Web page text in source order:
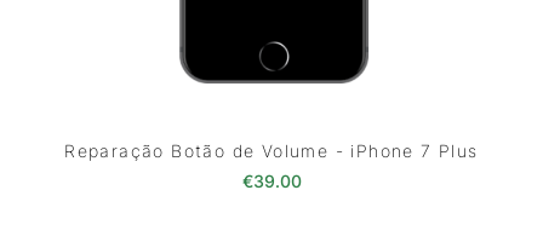
Reparação Botão de Volume - iPhone 7 Plus
€39.00